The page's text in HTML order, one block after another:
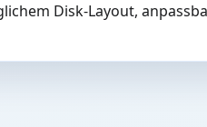
Disk-Layout,